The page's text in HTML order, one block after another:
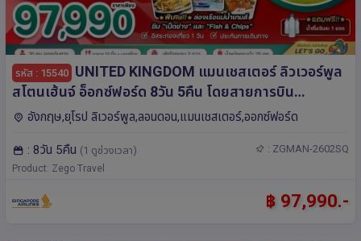
รหัส : 15540 UNITED KINGDOM แมนเชสเตอร์ ลิวเวอร์พูล
สโตนเฮ้นจ์ อ็อกซ์ฟอร์ด 8วัน 5คืน โดยสายการบิน
Singapore Airlines (SQ)
อังกฤษ,ยุโรป ลิเวอร์พูล,ลอนดอน,แมนเชสเตอร์,ออกซ์ฟอร์ด
: 8วัน 5คืน (1 ดูช่วงเวลา) : ZGMAN-2602SQ
Product: Zego Travel
฿ 97,990.-